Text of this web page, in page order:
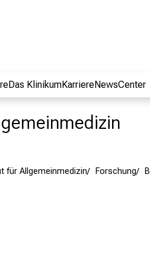
Das KlinikumKarriereNewsCenter
für Allgemeinmedizin Forschung